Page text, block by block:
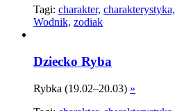
Tagi: charakter, charakterystyka,
Wodnik, zodiak
Dziecko Ryba
Rybka (19.02–20.03) »